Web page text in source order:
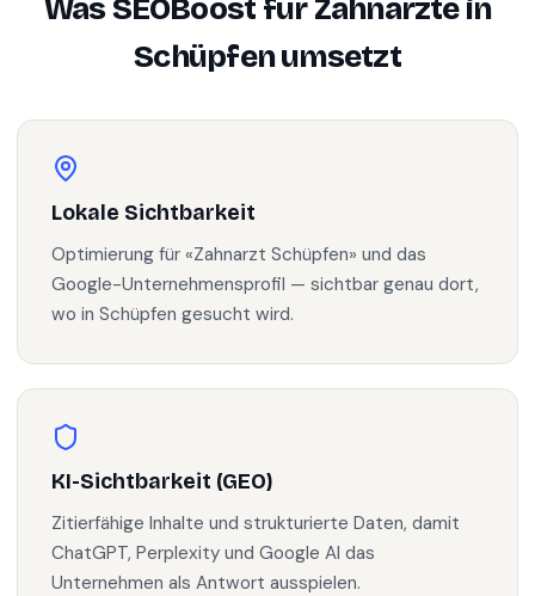
Was SEOBoost fürZahnärztein
Schüpfenumsetzt
Lokale Sichtbarkeit
Optimierung für «Zahnarzt Schüpfen» und das
Google-Unternehmensprofil — sichtbar genau dort,
wo in Schüpfen gesucht wird.
KI-Sichtbarkeit (GEO)
Zitierfähige Inhalte und strukturierte Daten, damit
ChatGPT, Perplexity und Google AI das
Unternehmen als Antwort ausspielen.